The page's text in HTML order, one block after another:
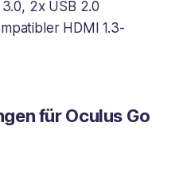
3.0, 2x USB 2.0
HDMI 1.3-
für Oculus Go